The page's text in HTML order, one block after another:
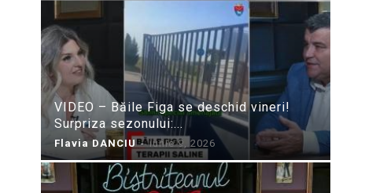
VIDEO – Băile Figa se deschid vineri!
Surpriza sezonului:...
Flavia DANCIU - iunie 9, 2026